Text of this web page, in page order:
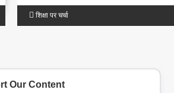
शिक्षा पर चर्चा
Our Content